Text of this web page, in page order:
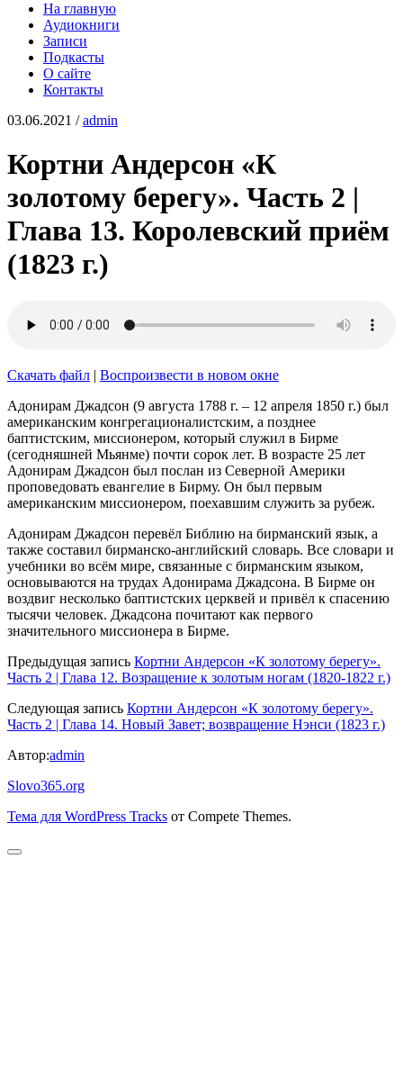
На главную
Аудиокниги
Записи
Подкасты
О сайте
Контакты
03.06.2021 /admin
Кортни Андерсон «К
золотому берегу». Часть 2 |
Глава 13. Королевский приём
(1823 г.)
Скачать файл | Воспроизвести в новом окне
Адонирам Джадсон (9 августа 1788 г. – 12 апреля 1850 г.) был
американским конгрегационалистским, а позднее
баптистским, миссионером, который служил в Бирме
(сегодняшней Мьянме) почти сорок лет. В возрасте 25 лет
Адонирам Джадсон был послан из Северной Америки
проповедовать евангелие в Бирму. Он был первым
американским миссионером, поехавшим служить за рубеж.
Адонирам Джадсон перевёл Библию на бирманский язык, а
также составил бирманско-английский словарь. Все словари и
учебники во всём мире, связанные с бирманским языком,
основываются на трудах Адонирама Джадсона. В Бирме он
воздвиг несколько баптистских церквей и привёл к спасению
тысячи человек. Джадсона почитают как первого
значительного миссионера в Бирме.
Предыдущая запись Кортни Андерсон «К золотому берегу».
Часть 2 | Глава 12. Возращение к золотым ногам (1820-1822 г.)
Следующая запись Кортни Андерсон «К золотому берегу».
Часть 2 | Глава 14. Новый Завет; возвращение Нэнси (1823 г.)
Автор:admin
Slovo365.org
Тема для WordPress Tracks от Compete Themes.